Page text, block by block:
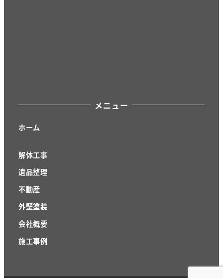
メニュー
ホーム
解体工事
遺品整理
不動産
外壁塗装
会社概要
施工事例